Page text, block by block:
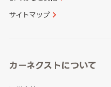
サイトマップ
カーネクストについて